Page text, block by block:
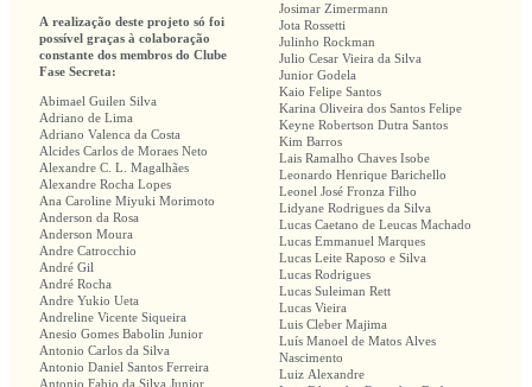
A realização deste projeto só foi
possível graças à colaboração
constante dos membros do Clube
Fase Secreta:
Abimael Guilen Silva
Adriano de Lima
Adriano Valenca da Costa
Alcides Carlos de Moraes Neto
Alexandre C. L. Magalhães
Alexandre Rocha Lopes
Ana Caroline Miyuki Morimoto
Anderson da Rosa
Anderson Moura
Andre Catrocchio
André Gil
André Rocha
Andre Yukio Ueta
Andreline Vicente Siqueira
Anesio Gomes Babolin Junior
Antonio Carlos da Silva
Antonio Daniel Santos Ferreira
Antonio Fabio da Silva Junior
Josimar Zimermann
Jota Rossetti
Julinho Rockman
Julio Cesar Vieira da Silva
Junior Godela
Kaio Felipe Santos
Karina Oliveira dos Santos Felipe
Keyne Robertson Dutra Santos
Kim Barros
Lais Ramalho Chaves Isobe
Leonardo Henrique Barichello
Leonel José Fronza Filho
Lidyane Rodrigues da Silva
Lucas Caetano de Leucas Machado
Lucas Emmanuel Marques
Lucas Leite Raposo e Silva
Lucas Rodrigues
Lucas Suleiman Rett
Lucas Vieira
Luis Cleber Majima
Luís Manoel de Matos Alves
Nascimento
Luiz Alexandre